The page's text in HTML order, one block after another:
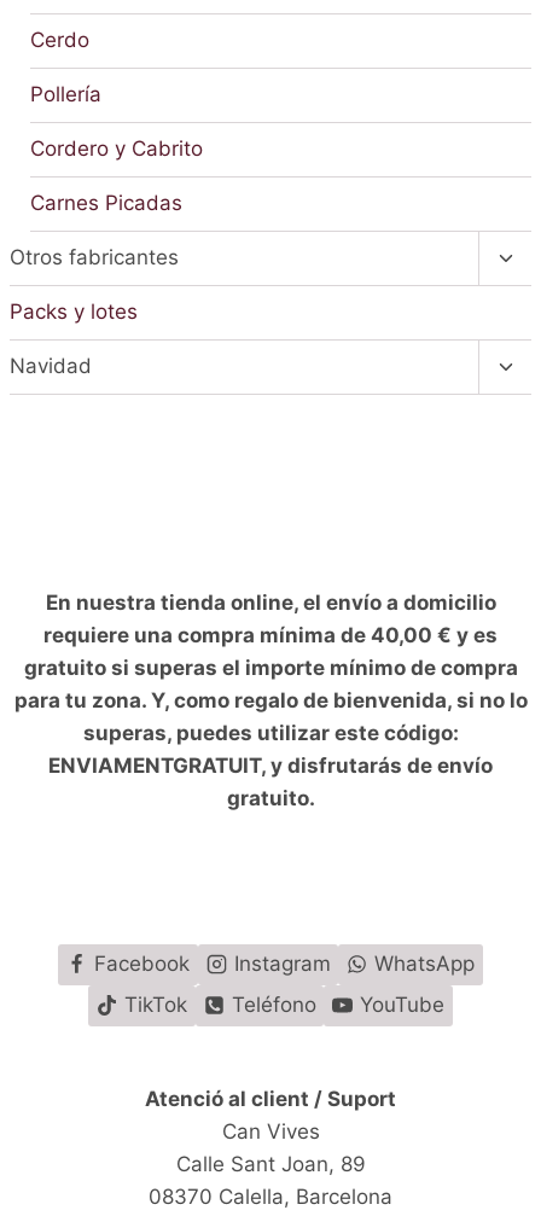
Cerdo
Pollería
Cordero y Cabrito
Carnes Picadas
Otros fabricantes
Packs y lotes
Navidad
En nuestra tienda online, el envío a domicilio
requiere una compra mínima de 40,00 € y es
gratuito si superas el importe mínimo de compra
para tu zona. Y, como regalo de bienvenida, si no lo
superas, puedes utilizar este código:
ENVIAMENTGRATUIT, y disfrutarás de envío
gratuito.
Facebook Instagram
WhatsApp
TikTok
Teléfono YouTube
Atenció al client / Suport
Can Vives
Calle Sant Joan, 89
08370 Calella, Barcelona